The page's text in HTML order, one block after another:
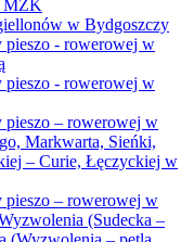
MZK
w Bydgoszczy
- rowerowej w
- rowerowej w
– rowerowej w
Markwarta, Sieńki,
– Curie, Łęczyckiej w
– rowerowej w
(Sudecka –